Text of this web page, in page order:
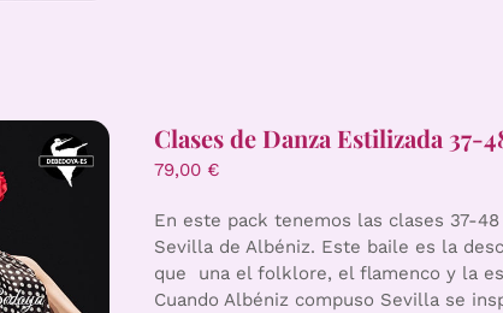
Clases de Danza Estilizada 37-
79,00 €
En este pack tenemos las clases 37-
Sevilla de Albéniz. Este baile es la
que una el folklore, el flamenco y la
Cuando Albéniz compuso Sevilla se